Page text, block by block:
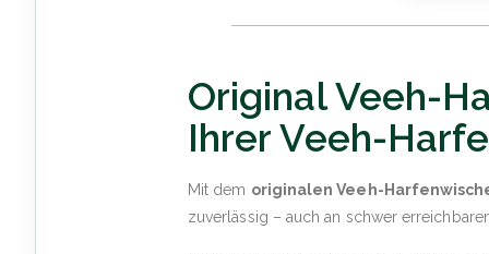
Original Veeh-
Ihrer Veeh-
Mit dem originalen Veeh-
zuverlässig – auch an schwer